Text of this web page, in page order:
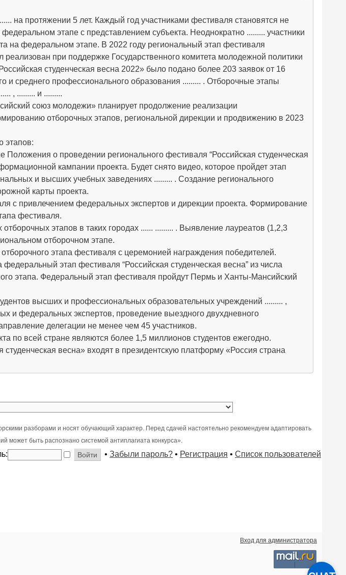
на протяжении 5 лет. Каждый год участниками фестиваля становятся не
этапе с представлением субъекта. Неоднократно ......... участники
на федеральном этапе. В 2022 году региональный этап фестиваля
реализован при поддержке Государственного комитета молодежной политики
студенческая весна 2022» было подано более 203 заявок от 16
и среднего профессионального образования ......... . Отборочные этапы
, ......... и .........
союз молодежи» планирует продолжение реализации
отборочных этапов, региональной дирекции и продвижению в 2023
этапов:
о проведении регионального фестиваля “Российская студенческая
кампании проекта. Будет снято видео, которое пройдет этап
и высших учебных заведениях ......... . Создание регионального
карты проекта.
с привлечением федеральных экспертов и дирекции проекта. Формирование
фестиваля.
этапов в таких городах ...... ......... . Выявление лауреатов (1,2,3
отборочном этапе.
этапа фестиваля с церемонией награждения победителей.
этап фестиваля “Российская студенческая весна” из числа
этапа. Федеральный этап фестиваля пройдут Пермь и Ханты-Мансийский
высших и профессиональных образовательных учреждений ......... ,
и федеральных экспертов, проведение выездного двухдневного
делегации не менее чем 45 участников.
по всей стране являются более 1,5 миллионов студентов ежегодно.
весна» входят в президентскую платформу «Россия страна
разборами и носят обучающий характер. Перед сдачей настоятельно рекомендуем адаптировать
может быть распознано системой антиплагиата конкурса».
• Забыли пароль? • Регистрация • Список пользователей
Вход для администратора